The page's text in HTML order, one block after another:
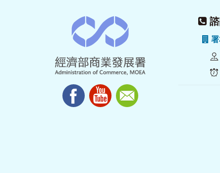
諮